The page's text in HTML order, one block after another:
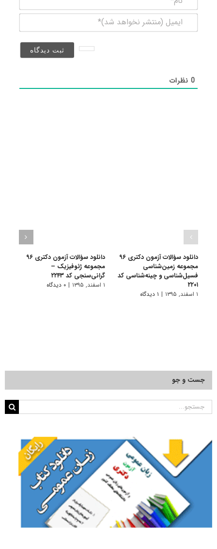
(منتشر
0نظرات
دانلود سؤالات آزمون دکتری ۹۶
مجموعه زمین‌شناسی
فسیل‌شناسی و چینه‌شناسی کد
۲۲۰۱
۱ اسفند, ۱۳۹۵ | ۱ دیدگاه
دانلود سؤالات آزمون دکتری ۹۶
مجموعه ژئوفیزیک –
گرانی‌سنجی کد ۲۲۴۳
۱ اسفند, ۱۳۹۵ | ۰ دیدگاه
جست و جو
جستجو